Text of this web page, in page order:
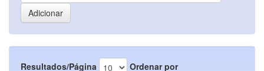
Resultados/Página
Ordenar por